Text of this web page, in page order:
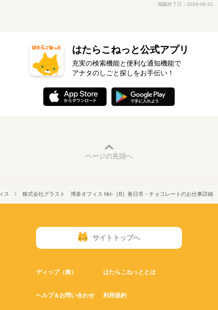
掲載終了日：2026-08-31
はたらこねっと公式アプリ
充実の検索機能と便利な通知機能で
アナタのしごと探しをお手伝い！
ページの先頭へ
ス 株式会社グラスト 博多オフィス hkt-［B］春日市・チョコレートのお仕事詳細
サイトトップへ
ディップ（株） はたらこねっととは
ヘルプ＆お問い合わせ 利用規約